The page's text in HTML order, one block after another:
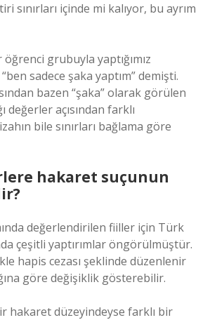
sınırları içinde mi kalıyor, bu ayrım
öğrenci grubuyla yaptığımız
sadece şaka yaptım” demişti.
bazen “şaka” olarak görülen
değerler açısından farklı
bile sınırları bağlama göre
hakaret suçunun
değerlendirilen fiiller için Türk
çeşitli yaptırımlar öngörülmüştür.
hapis cezası şeklinde düzenlenir
göre değişiklik gösterebilir.
hakaret düzeyindeyse farklı bir